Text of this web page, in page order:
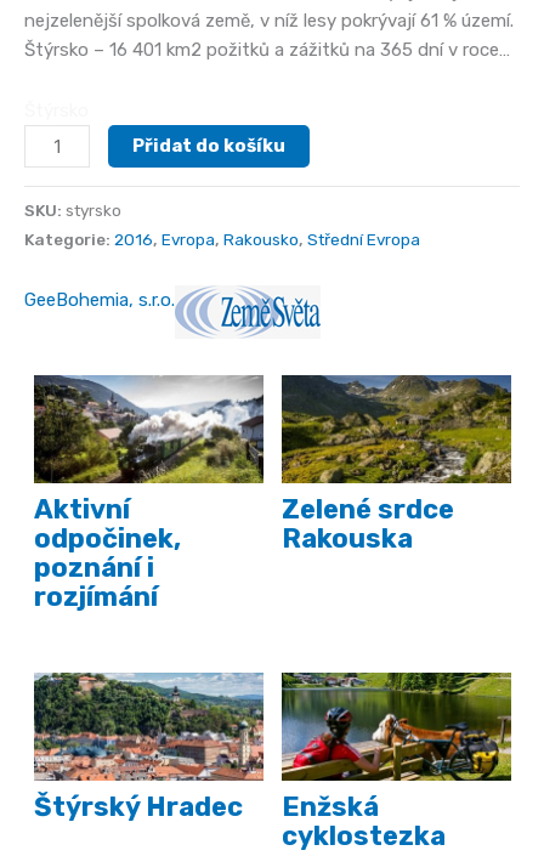
nejzelenější spolková země, v níž lesy pokrývají 61 % území.
Štýrsko – 16 401 km2 požitků a zážitků na 365 dní v roce…
Štýrsko
množství
Přidat do košíku
SKU: styrsko
Kategorie: 2016, Evropa, Rakousko, Střední Evropa
GeeBohemia, s.r.o.
Aktivní
odpočinek,
poznání i
rozjímání
Zelené srdce
Rakouska
Štýrský Hradec
Enžská
cyklostezka